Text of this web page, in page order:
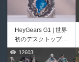
HeyGears G1 | 世界
初のデスクトップ型
フルカラー3D＆UV
統合型プリンターが
518
12603